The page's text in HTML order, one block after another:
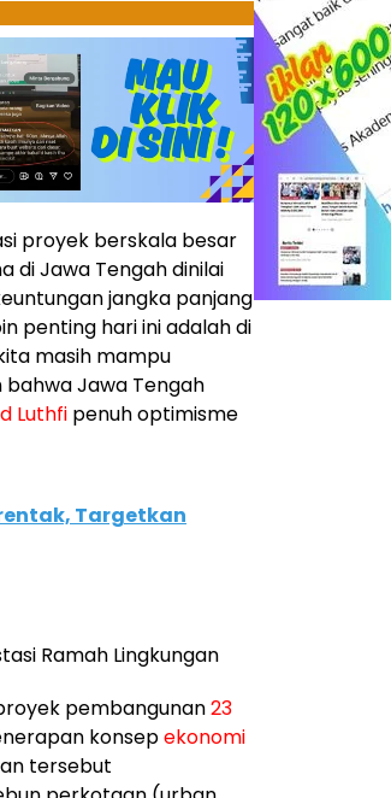
proyek berskala besar
di Jawa Tengah dinilai
jangka panjang
penting hari ini adalah di
masih mampu
bahwa Jawa Tengah
Luthfi penuh optimisme
Targetkan
Ramah Lingkungan
pembangunan23
konsepekonomi
tersebut